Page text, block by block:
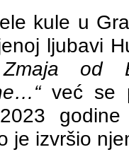
kule u
ljubavi
od
već se
je izvršio